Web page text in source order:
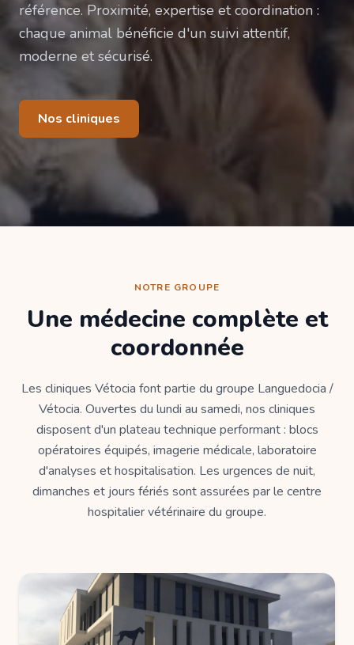
référence. Proximité, expertise et coordination :
chaque animal bénéficie d'un suivi attentif,
moderne et sécurisé.
Nos cliniques
NOTRE GROUPE
Une médecine complète et
coordonnée
Les cliniques Vétocia font partie du groupe Languedocia /
Vétocia. Ouvertes du lundi au samedi, nos cliniques
disposent d'un plateau technique performant : blocs
opératoires équipés, imagerie médicale, laboratoire
d'analyses et hospitalisation. Les urgences de nuit,
dimanches et jours fériés sont assurées par le centre
hospitalier vétérinaire du groupe.